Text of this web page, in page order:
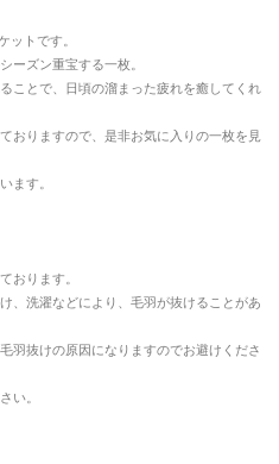
ットです。
ーズン重宝する一枚。
ことで、日頃の溜まった疲れを癒してくれ
おりますので、是非お気に入りの一枚を見
ます。
おります。
、洗濯などにより、毛羽が抜けることがあ
羽抜けの原因になりますのでお避けくださ
い。